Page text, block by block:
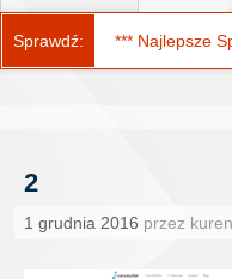
Sprawdź: *** Najlepsze
2
1 grudnia 2016 przez